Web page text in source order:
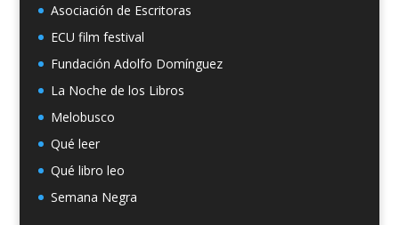
Asociación de Escritoras
ECU film festival
Fundación Adolfo Domínguez
La Noche de los Libros
Melobusco
Qué leer
Qué libro leo
Semana Negra